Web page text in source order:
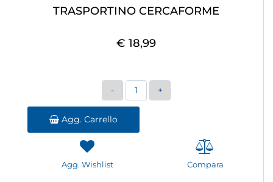
TRASPORTINO CERCAFORME
€ 18,99
Quantità
Agg. Carrello
Agg. Wishlist Compara